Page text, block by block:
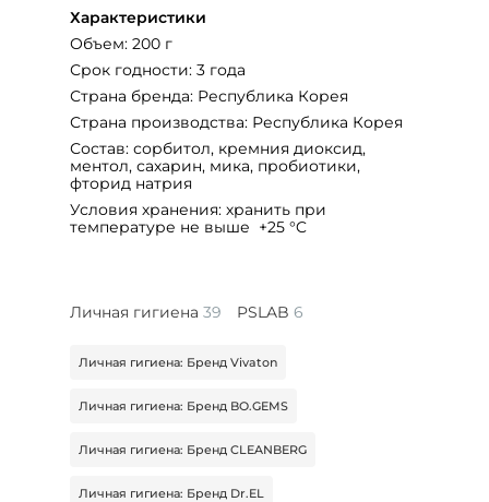
Характеристики
Объем: 200 г
Срок годности: 3 года
Страна бренда: Республика Корея
Страна производства: Республика Корея
Состав: сорбитол, кремния диоксид,
ментол, сахарин, мика, пробиотики,
фторид натрия
Условия хранения: хранить при
температуре не выше +25 °C
Личная гигиена 39 PSLAB 6
Личная гигиена: Бренд Vivaton
Личная гигиена: Бренд BO.GEMS
Личная гигиена: Бренд CLEANBERG
Личная гигиена: Бренд Dr.EL